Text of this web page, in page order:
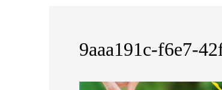
9aaa191c-f6e7-